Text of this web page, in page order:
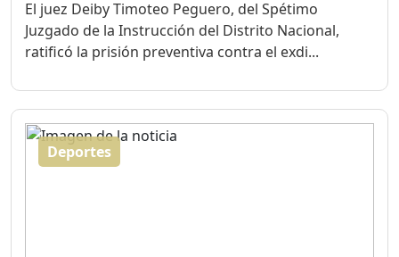
El juez Deiby Timoteo Peguero, del Spétimo
Juzgado de la Instrucción del Distrito Nacional,
ratificó la prisión preventiva contra el exdi...
Deportes